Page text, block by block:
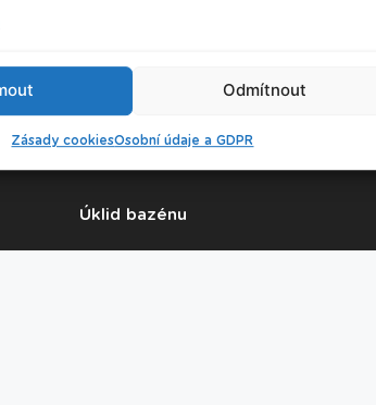
Odmítnout
Zásady cookiesOsobní údaje a GDPR
© 2026 Plavecké centrum Oceán
Nastavení cookies
Úklid bazénu